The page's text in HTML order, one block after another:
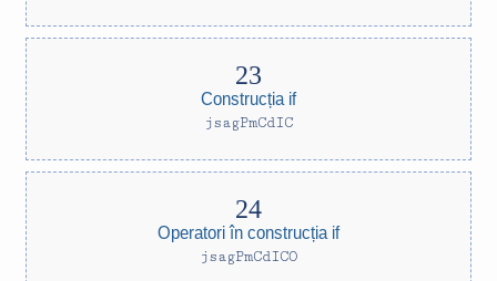
Construcția if
jsagPmCdIC
Operatori în construcția if
jsagPmCdICO